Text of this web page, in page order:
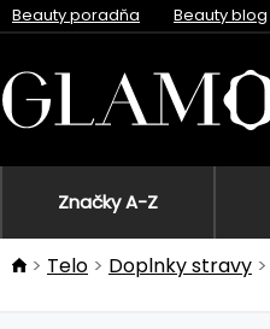
Beauty poradňa Beauty blog
Značky A-Z
Telo Doplnky stravy